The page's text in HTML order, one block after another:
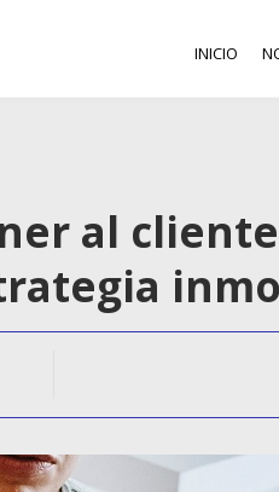
INICIO
al